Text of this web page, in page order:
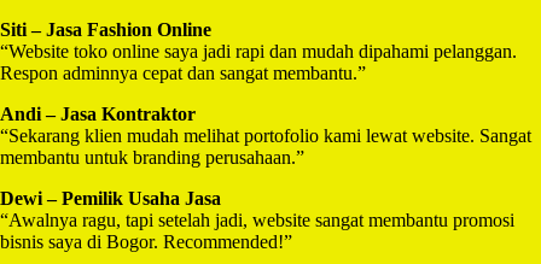
Siti – Jasa Fashion Online
“Website toko online saya jadi rapi dan mudah dipahami pelanggan.
Respon adminnya cepat dan sangat membantu.”
Andi – Jasa Kontraktor
“Sekarang klien mudah melihat portofolio kami lewat website. Sangat
membantu untuk branding perusahaan.”
Dewi – Pemilik Usaha Jasa
“Awalnya ragu, tapi setelah jadi, website sangat membantu promosi
bisnis saya di Bogor. Recommended!”